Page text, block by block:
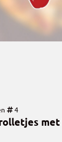
4